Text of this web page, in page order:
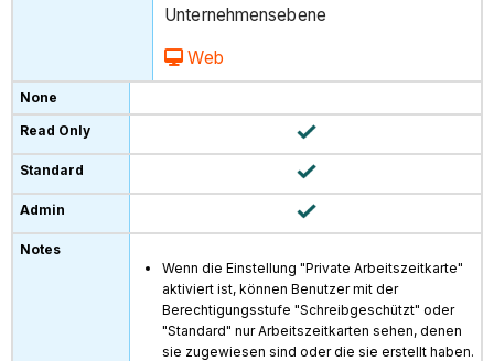
Unternehmensebene
Web
Wenn die Einstellung "Private Arbeitszeitkarte"
aktiviert ist, können Benutzer mit der
Berechtigungsstufe "Schreibgeschützt" oder
"Standard" nur Arbeitszeitkarten sehen, denen
sie zugewiesen sind oder die sie erstellt haben.